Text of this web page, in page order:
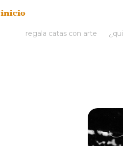
inicio
regala catas con arte